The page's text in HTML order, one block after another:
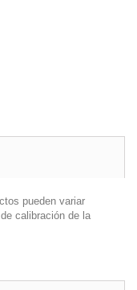
pueden variar
calibración de la